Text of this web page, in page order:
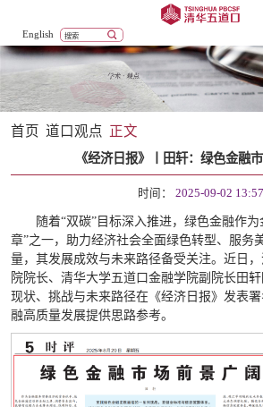
English
首页 道口观点 正文
《经济日报》丨田轩：绿色金融
时间： 2025-09-02 13:57
随着“双碳”目标深入推进，绿色金融作
章”之一，助力经济社会全面绿色转型、服务
量，其发展成效与未来路径备受关注。近日
院院长、清华大学五道口金融学院副院长田
现状、挑战与未来路径在《经济日报》发表
融高质量发展提供思路参考。